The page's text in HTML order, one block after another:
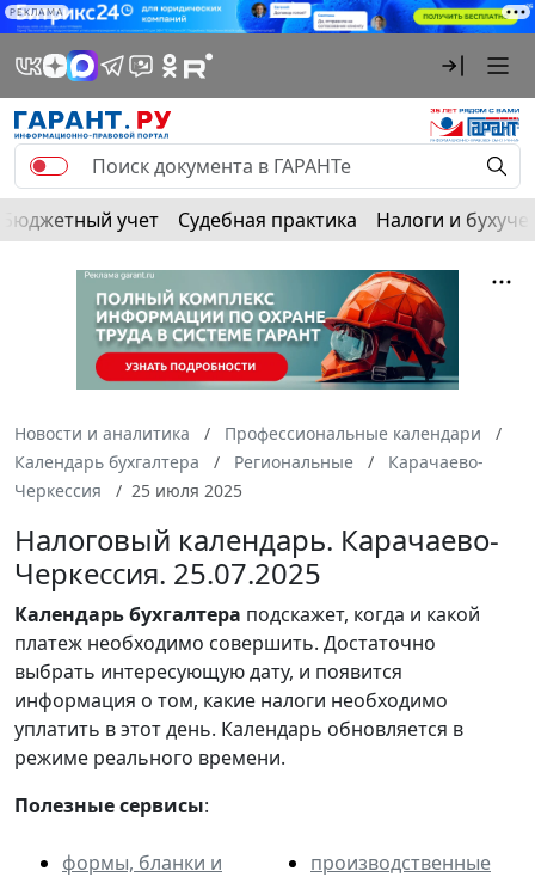
РЕКЛАМА
Бюджетный учет Судебная практика Налоги и
Новости и аналитика
Профессиональные календари
Календарь бухгалтера
Региональные
Карачаево-
Черкессия
25 июля 2025
Налоговый календарь. Карачаево-
Черкессия. 25.07.2025
Календарьбухгалтера подскажет, когда и какой
платеж необходимо совершить. Достаточно
выбрать интересующую дату, и появится
информация о том, какие налоги необходимо
уплатить в этот день. Календарь обновляется в
режиме реального времени.
Полезные сервисы:
формы, бланки и
производственные